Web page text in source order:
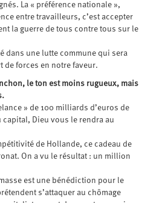
La « préférence nationale »,
entre travailleurs, c’est accepter
la guerre de tous contre tous sur le
dans une lutte commune qui sera
de forces en notre faveur.
le ton est moins rugueux, mais
» de 100 milliards d’euros de
Dieu vous le rendra au
de Hollande, ce cadeau de
On a vu le résultat : un million
est une bénédiction pour le
s’attaquer au chômage